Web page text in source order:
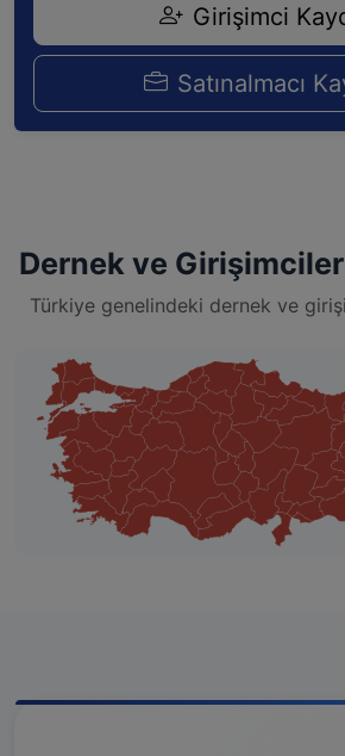
Girişimci
Satınalmacı
Dernek ve Girişimciler
Türkiye genelindeki dernek ve